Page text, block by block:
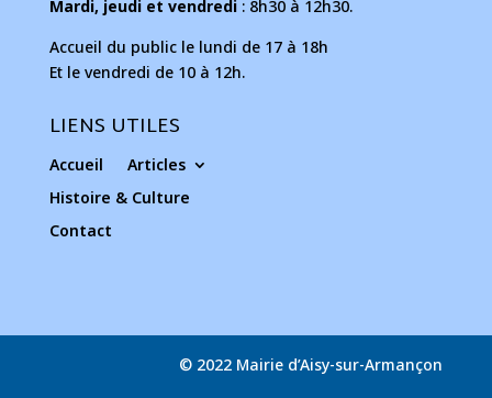
Mardi, jeudi et vendredi: 8h30 à 12h30.
Accueil du public le lundi de 17 à 18h
Et le vendredi de 10 à 12h.
LIENS UTILES
Accueil
Articles
Histoire & Culture
Contact
© 2022 Mairie d’Aisy-sur-Armançon